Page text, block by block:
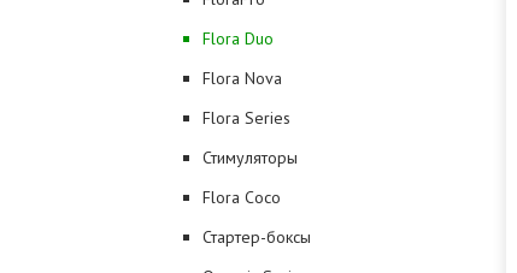
Flora Duo
Flora Nova
Flora Series
Стимуляторы
Flora Coco
Стартер-боксы